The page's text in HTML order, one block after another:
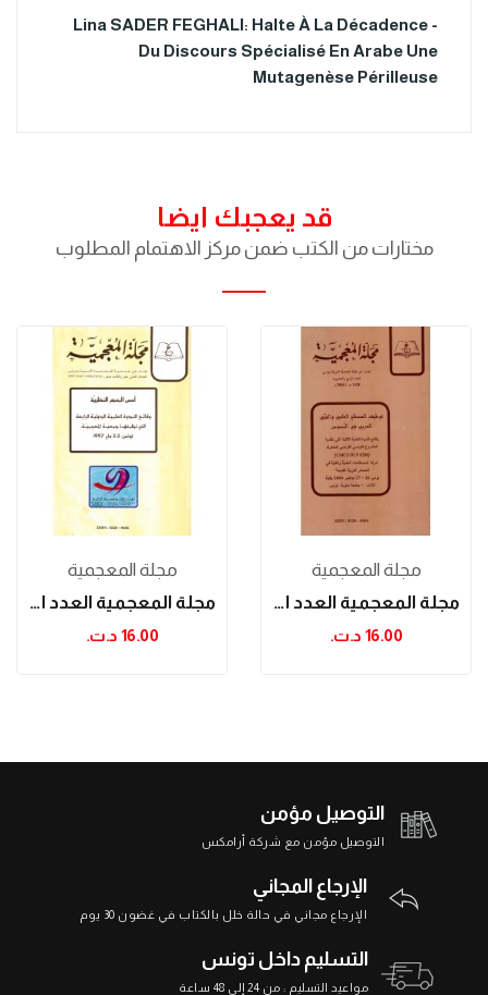
- Lina SADER FEGHALI: Halte À La Décadence
Du Discours Spécialisé En Arabe Une
Mutagenèse Périlleuse
قد يعجبك ايضا
مختارات من الكتب ضمن مركز الاهتمام المطلوب
مجلة المعجمية
مجلة المعجمية العدد الثاني عشر والثالث عشر
16.00 د.ت.‏
مجلة المعجمية
مجلة المعجمية العدد الرابع و العشرون
16.00 د.ت.‏
التوصيل مؤمن
التوصيل مؤمن مع شركة أرامكس
الإرجاع المجاني
الإرجاع مجاني في حالة خلل بالكتاب في غضون 30 يوم
التسليم داخل تونس
مواعيد التسليم : من 24 إلى 48 ساعة